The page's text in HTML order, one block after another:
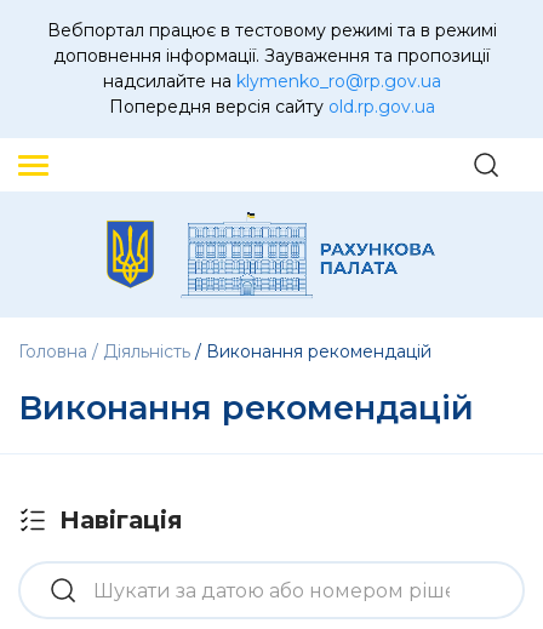
Вебпортал працює в тестовому режимі та в режимі
доповнення інформації. Зауваження та пропозиції
надсилайте на klymenko_ro@rp.gov.ua
Попередня версія сайту old.rp.gov.ua
Головна Діяльність Виконання рекомендацій
Виконання рекомендацій
Навігація